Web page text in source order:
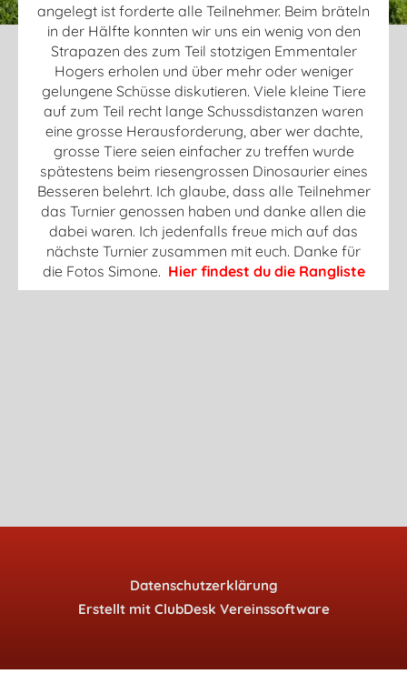
angelegt ist forderte alle Teilnehmer. Beim bräteln
in der Hälfte konnten wir uns ein wenig von den
Strapazen des zum Teil stotzigen Emmentaler
Hogers erholen und über mehr oder weniger
gelungene Schüsse diskutieren. Viele kleine Tiere
auf zum Teil recht lange Schussdistanzen waren
eine grosse Herausforderung, aber wer dachte,
grosse Tiere seien einfacher zu treffen wurde
spätestens beim riesengrossen Dinosaurier eines
Besseren belehrt. Ich glaube, dass alle Teilnehmer
das Turnier genossen haben und danke allen die
dabei waren. Ich jedenfalls freue mich auf das
nächste Turnier zusammen mit euch. Danke für
die Fotos Simone. Hier findest du die Rangliste
Datenschutzerklärung
Erstellt mit ClubDesk Vereinssoftware